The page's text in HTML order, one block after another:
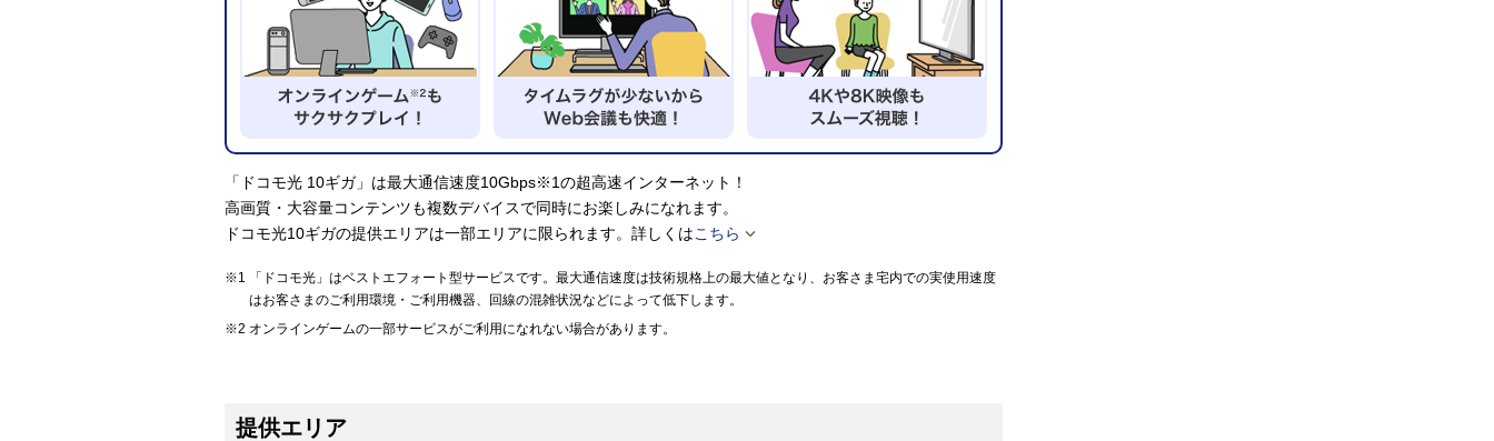
「ドコモ光 10ギガ」は最大通信速度10Gbps※1の超高速インターネット！
高画質・大容量コンテンツも複数デバイスで同時にお楽しみになれます。
ドコモ光10ギガの提供エリアは一部エリアに限られます。詳しくはこちら 
「ドコモ光」はベストエフォート型サービスです。最大通信速度は技術規格上の最大値となり、お客さま宅内での実使用速度
はお客さまのご利用環境・ご利用機器、回線の混雑状況などによって低下します。
オンラインゲームの一部サービスがご利用になれない場合があります。
提供エリア